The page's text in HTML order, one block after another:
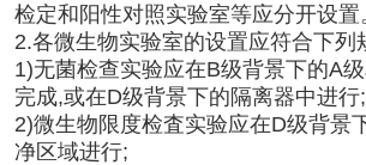
检定和阳性对照实验室等应分开设置
2.各微生物实验室的设置应符合下列
1)无菌检查实验应在B级背景下的A
完成,或在D级背景下的隔离器中进行;
2)微生物限度检査实验应在D级背景
净区域进行;